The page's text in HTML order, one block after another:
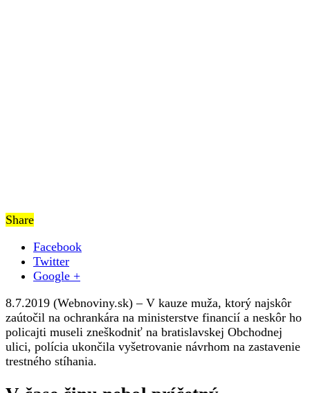
Share
Facebook
Twitter
Google +
8.7.2019 (Webnoviny.sk) – V kauze muža, ktorý najskôr
zaútočil na ochrankára na ministerstve financií a neskôr ho
policajti museli zneškodniť na bratislavskej Obchodnej
ulici, polícia ukončila vyšetrovanie návrhom na zastavenie
trestného stíhania.